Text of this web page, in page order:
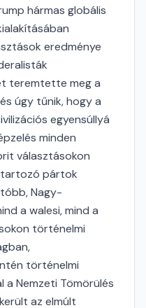
hármas globális
eredménye
teremtette meg a
úgy tűnik, hogy a
egyensúllyá
minden
választásokon
tartozó pártok
Nagy-
a walesi, mind a
történelmi
történelmi
Nemzeti Tömörülés
az elmúlt